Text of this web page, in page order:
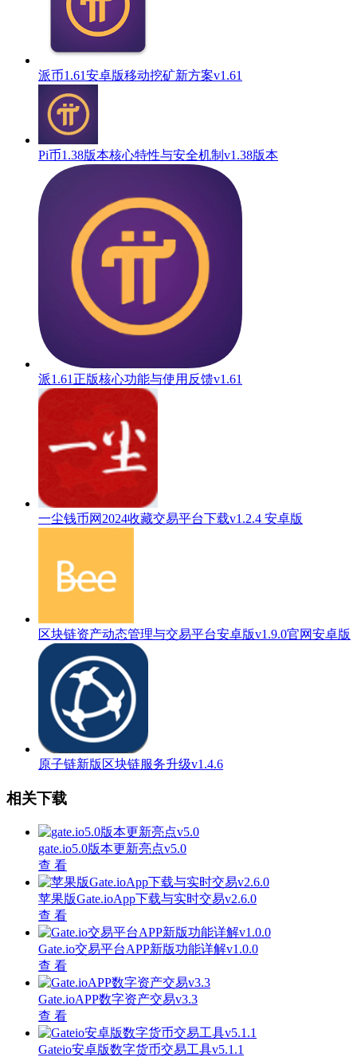
派币1.61安卓版移动挖矿新方案v1.61
Pi币1.38版本核心特性与安全机制v1.38版本
派1.61正版核心功能与使用反馈v1.61
一尘钱币网2024收藏交易平台下载v1.2.4 安卓版
区块链资产动态管理与交易平台安卓版v1.9.0官网安卓版
原子链新版区块链服务升级v1.4.6
相关下载
gate.io5.0版本更新亮点v5.0
查 看
苹果版Gate.ioApp下载与实时交易v2.6.0
查 看
Gate.io交易平台APP新版功能详解v1.0.0
查 看
Gate.ioAPP数字资产交易v3.3
查 看
Gateio安卓版数字货币交易工具v5.1.1